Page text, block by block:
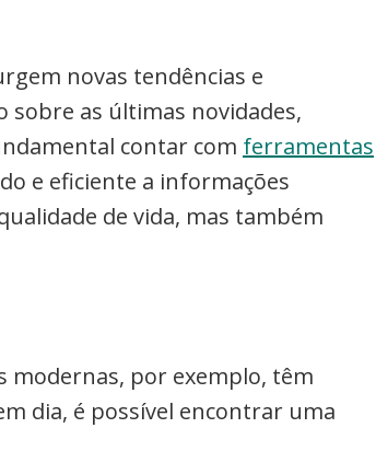
novas tendências e
as últimas novidades,
contar com ferramentas
e eficiente a informações
de vida, mas também
modernas, por exemplo, têm
dia, é possível encontrar uma